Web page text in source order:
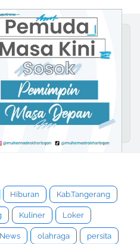
Hiburan Kab.Tangerang
Kuliner Loker
News olahraga persita